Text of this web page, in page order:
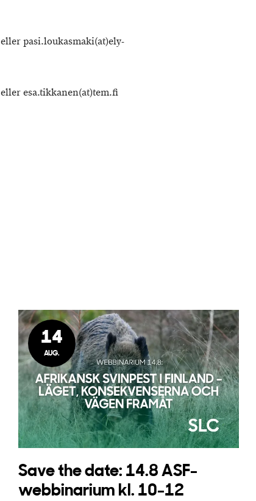
pasi.loukasmaki(at)ely-
esa.tikkanen(at)tem.fi
14
AUG.
Save the date: 14.8 ASF-
webbinarium kl. 10-12